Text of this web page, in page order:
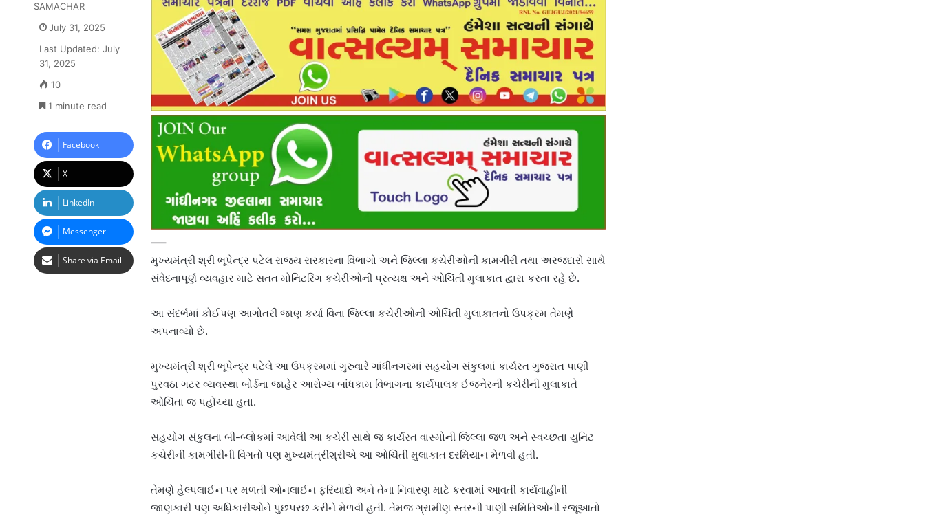
—–
મુખ્યમંત્રી શ્રી ભૂપેન્દ્ર પટેલ રાજ્ય સરકારના વિભાગો અને જિલ્લા કચેરીઓની કામગીરી તથા અરજદારો સાથે
સંવેદનાપૂર્ણ વ્યવહાર માટે સતત મોનિટરિંગ કચેરીઓની પ્રત્યક્ષ અને ઓચિંતી મુલાકાત દ્વારા કરતા રહે છે.
આ સંદર્ભમાં કોઈપણ આગોતરી જાણ કર્યા વિના જિલ્લા કચેરીઓની ઓચિંતી મુલાકાતનો ઉપક્રમ તેમણે
અપનાવ્યો છે.
મુખ્યમંત્રી શ્રી ભૂપેન્દ્ર પટેલે આ ઉપક્રમમાં ગુરુવારે ગાંધીનગરમાં સહયોગ સંકુલમાં કાર્યરત ગુજરાત પાણી
પુરવઠા ગટર વ્યવસ્થા બોર્ડના જાહેર આરોગ્ય બાંધકામ વિભાગના કાર્યપાલક ઈજનેરની કચેરીની મુલાકાતે
ઓચિંતા જ પહોંચ્યા હતા.
સહયોગ સંકુલના બી-બ્લોકમાં આવેલી આ કચેરી સાથે જ કાર્યરત વાસ્મોની જિલ્લા જળ અને સ્વચ્છતા યુનિટ
કચેરીની કામગીરીની વિગતો પણ મુખ્યમંત્રીશ્રીએ આ ઓચિંતી મુલાકાત દરમિયાન મેળવી હતી.
તેમણે હેલ્પલાઈન પર મળતી ઓનલાઈન ફરિયાદો અને તેના નિવારણ માટે કરવામાં આવતી કાર્યવાહીની
જાણકારી પણ અધિકારીઓને પુછપરછ કરીને મેળવી હતી. તેમજ ગ્રામીણ સ્તરની પાણી સમિતિઓની રજૂઆતો
SAMACHAR
July 31, 2025
Last Updated: July
31, 2025
10
1 minute read
Facebook
X
LinkedIn
Messenger
Share via Email